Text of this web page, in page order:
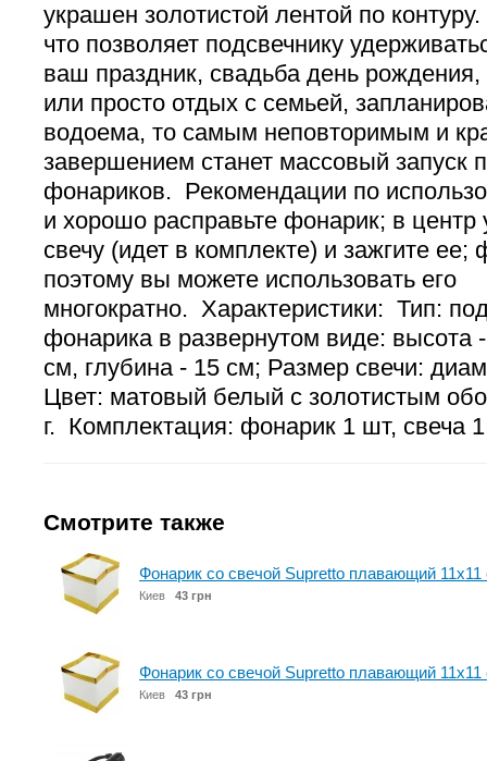
украшен золотистой лентой по
что позволяет подсвечнику
ваш праздник, свадьба день
или просто отдых с семьей,
водоема, то самым неповторимым и
завершением станет массовый
фонариков. Рекомендации по
и хорошо расправьте фонарик; в центр
свечу (идет в комплекте) и зажгите ее;
поэтому вы можете использовать его
многократно. Характеристики: Тип:
фонарика в развернутом виде: высота
см, глубина - 15 см; Размер свечи:
Цвет: матовый белый с золотистым
г. Комплектация: фонарик 1 шт, свеча
Смотрите также
Фонарик со свечой Supretto плавающий 11х11
Киев 43 грн
Фонарик со свечой Supretto плавающий 11х11
Киев 43 грн